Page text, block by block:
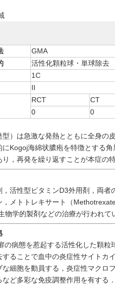
GMA
活性化顆粒球・単球除去
1C
II
RCT CT
0
0
）は急激な発熱とともに全身の
にKogoj海綿状膿疱を特徴とする
，再発を繰り返すことが本症の
活性型ビタミンD3外用剤，両者
，メトトレキサート（
物学的製剤などの治療が行われて
病態を惹起する活性化した顆粒
することで血中の炎症性サイトカ
細胞を動員する，炎症性マクロ
ど多彩な免疫調整作用を有する．